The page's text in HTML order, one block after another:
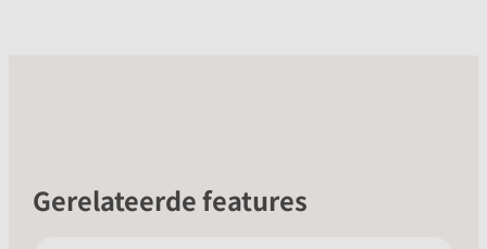
Gerelateerde features